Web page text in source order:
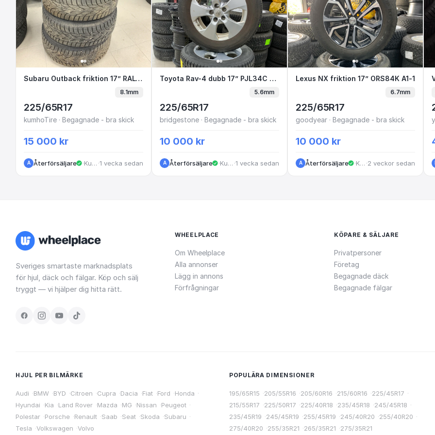
Subaru Outback friktion 17” RAL114 G1-5
Subaru Outback friktion 17” RAL114 G1-5
8.1mm
225/65R17
kumhoTire · Begagnade - bra skick
15 000 kr
A Återförsäljare · Kungälv ·1 vecka sedan
Toyota Rav-4 dubb 17” PJL34C E1-8
Toyota Rav-4 dubb 17” PJL34C E1-8
5.6mm
225/65R17
bridgestone · Begagnade - bra skick
10 000 kr
A Återförsäljare · Kungälv ·1 vecka sedan
Lexus NX friktion 17”
Lexus NX friktion 17” ORS84K A1-1
6.7mm
225/65R17
goodyear · Begagnade - bra skick
10 000 kr
A Återförsäljare · Kungälv ·2 veckor sedan
Sveriges smartaste marknadsplats
för hjul, däck och fälgar. Köp och sälj
tryggt — vi hjälper dig hitta rätt.
WHEELPLACE
Om Wheelplace
Alla annonser
Lägg in annons
Förfrågningar
KÖPARE & SÄLJARE
Privatpersoner
Företag
Begagnade däck
Begagnade fälgar
HJUL PER BILMÄRKE
Audi ·BMW ·BYD ·Citroen ·Cupra ·Dacia ·Fiat ·Ford ·Honda ·
Hyundai ·Kia ·Land Rover ·Mazda ·MG ·Nissan ·Peugeot ·
Polestar ·Porsche ·Renault ·Saab ·Seat ·Skoda ·Subaru ·
Tesla ·Volkswagen ·Volvo
POPULÄRA DIMENSIONER
195/65R15 ·205/55R16 ·205/60R16 ·215/60R16 ·225/45R17 ·
215/55R17 ·225/50R17 ·225/40R18 ·235/45R18 ·245/45R18 ·
235/45R19 ·245/45R19 ·255/45R19 ·245/40R20 ·255/40R20 ·
275/40R20 ·255/35R21 ·265/35R21 ·275/35R21